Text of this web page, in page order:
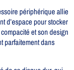
périphérique allie
d’espace pour stocker
et son design
parfaitement dans